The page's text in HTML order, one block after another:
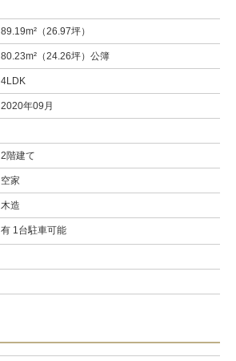
89.19m²（26.97坪）
80.23m²（24.26坪）公簿
4LDK
2020年09月
2階建て
空家
木造
有 1台駐車可能